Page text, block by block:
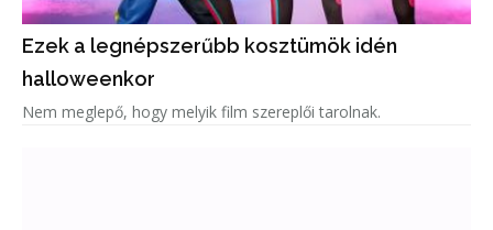
Ezek a legnépszerűbb kosztümök idén
halloweenkor
Nem meglepő, hogy melyik film szereplői tarolnak.